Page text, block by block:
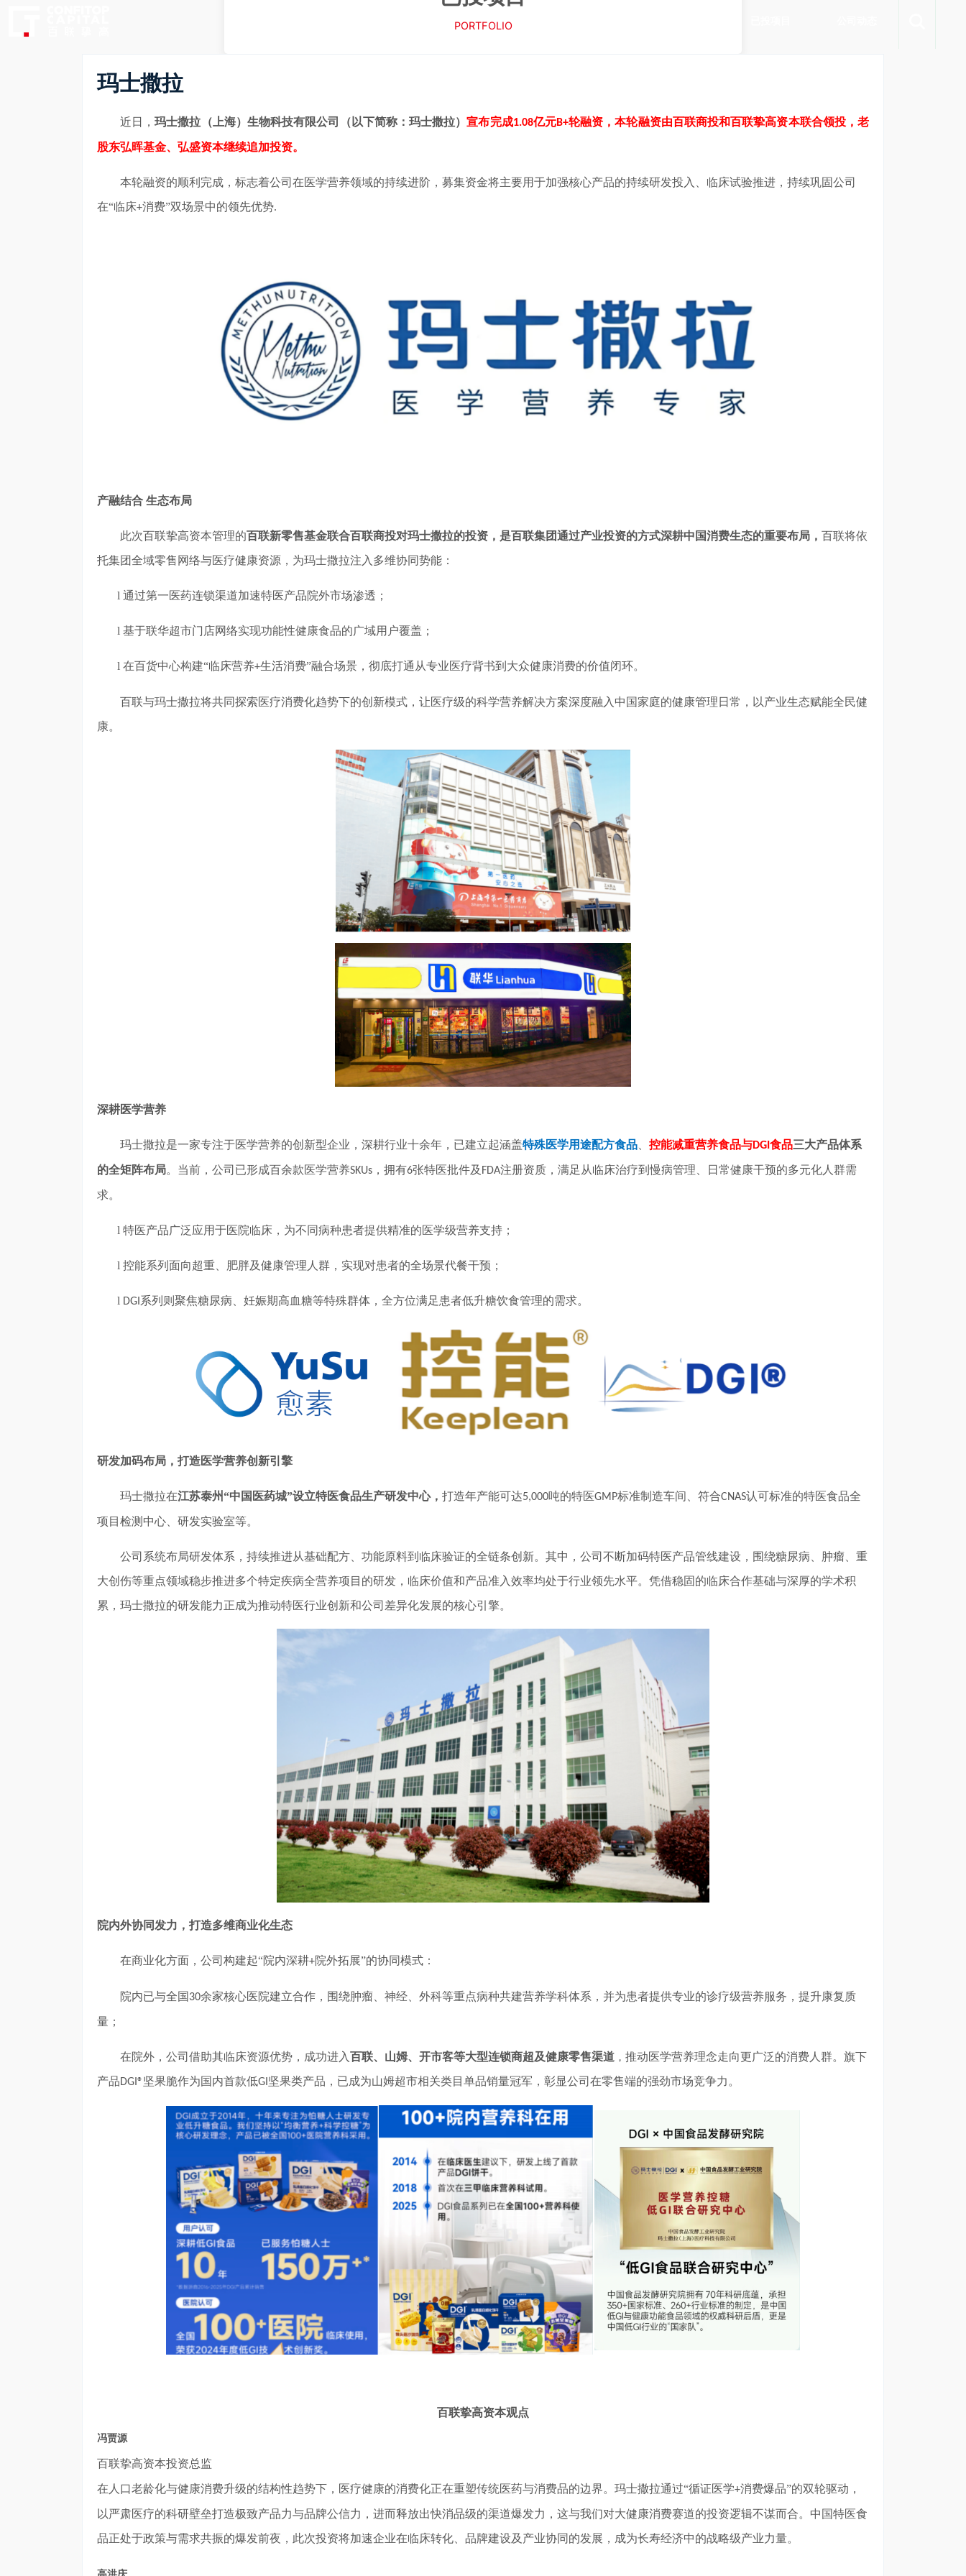
PORTFOLIO
玛士撒拉
近日，玛士撒拉（上海）生物科技有限公司（以下简称：玛士撒拉）宣布完成1.08亿元B+轮融资，本轮融资由百联商投和百联挚高资本联合领投，老
股东弘晖基金、弘盛资本继续追加投资。
本轮融资的顺利完成，标志着公司在医学营养领域的持续进阶，募集资金将主要用于加强核心产品的持续研发投入、临床试验推进，持续巩固公司
在“临床+消费”双场景中的领先优势.
产融结合 生态布局
此次百联挚高资本管理的百联新零售基金联合百联商投对玛士撒拉的投资，是百联集团通过产业投资的方式深耕中国消费生态的重要布局， 百联将依
托集团全域零售网络与医疗健康资源，为玛士撒拉注入多维协同势能：
l 通过第一医药连锁渠道加速特医产品院外市场渗透；
l 基于联华超市门店网络实现功能性健康食品的广域用户覆盖；
l 在百货中心构建“临床营养+生活消费”融合场景，彻底打通从专业医疗背书到大众健康消费的价值闭环。
百联与玛士撒拉将共同探索医疗消费化趋势下的创新模式，让医疗级的科学营养解决方案深度融入中国家庭的健康管理日常，以产业生态赋能全民健
康。
深耕医学营养
玛士撒拉是一家专注于医学营养的创新型企业，深耕行业十余年，已建立起涵盖特殊医学用途配方食品 控能减重营养食品与DGI 食品三大产品体系
的全矩阵布局。当前，公司已形成百余款医学营养SKUs ，拥有6张特医批件及 FDA注册资质，满足从临床治疗到慢病管理、日常健康干预的多元化人群需
求。
l 特医产品广泛应用于医院临床，为不同病种患者提供精准的医学级营养支持；
l 控能系列面向超重、肥胖及健康管理人群，实现对患者的全场景代餐干预；
l DGI 系列则聚焦糖尿病、妊娠期高血糖等特殊群体，全方位满足患者低升糖饮食管理的需求。
研发加码布局，打造医学营养创新引擎
玛士撒拉在江苏泰州“中国医药城”设立特医食品生产研发中心， 打造年产能可达5,000吨的特医GMP标准制造车间、符合CNAS认可标准的特医食品全
项目检测中心、研发实验室等。
公司系统布局研发体系，持续推进从基础配方、功能原料到临床验证的全链条创新。其中，公司不断加码特医产品管线建设，围绕糖尿病、肿瘤、重
大创伤等重点领域稳步推进多个特定疾病全营养项目的研发，临床价值和产品准入效率均处于行业领先水平。凭借稳固的临床合作基础与深厚的学术积
累，玛士撒拉的研发能力正成为推动特医行业创新和公司差异化发展的核心引擎。
院内外协同发力，打造多维商业化生态
在商业化方面，公司构建起“院内深耕+院外拓展”的协同模式：
院内已与全国 30余家核心医院建立合作，围绕肿瘤、神经、外科等重点病种共建营养学科体系，并为患者提供专业的诊疗级营养服务，提升康复质
量；
在院外，公司借助其临床资源优势，成功进入百联、山姆、开市客等大型连锁商超及健康零售渠道 ， 推动医学营养理念走向更广泛的消费人群。旗下
产品DGI®坚果脆作为国内首款低GI 坚果类产品，已成为山姆超市相关类目单品销量冠军，彰显公司在零售端的强劲市场竞争力。
百联挚高资本观点
冯贾源
百联挚高资本投资总监
在人口老龄化与健康消费升级的结构性趋势下，医疗健康的消费化正在重塑传统医药与消费品的边界。玛士撒拉通过“循证医学+消费爆品”的双轮驱动，
以严肃医疗的科研壁垒打造极致产品力与品牌公信力，进而释放出快消品级的渠道爆发力，这与我们对大健康消费赛道的投资逻辑不谋而合。中国特医食
品正处于政策与需求共振的爆发前夜，此次投资将加速企业在临床转化、品牌建设及产业协同的发展，成为长寿经济中的战略级产业力量。